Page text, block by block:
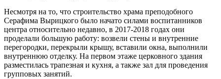
Несмотря на то, что строительство храма преподобного
Серафима Вырицкого было начато силами воспитанников
центра относительно недавно, в 2017-2018 годах они
проделали большую работу: возвели стены и внутренние
перегородки, перекрыли крышу, вставили окна, выполнили
внутреннюю отделку. На первом этаже церковного здания
разместилась трапезная и кухня, а также зал для проведения
групповых занятий.